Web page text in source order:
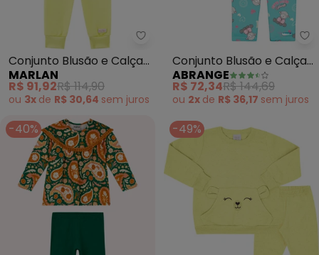
Marlan - Conjunto Blusão e
Conjunto Blusão e Calça
em Moletom Felpado
(Verde)
MARLAN
R$ 91,92R$ 114,90
ou 3x de R$ 30,64 sem juros
Conjunto Blusão e Calça
Ovelha Baby (Verde)
ABRANGE
R$ 72,34R$ 144,69
ou 2x de R$ 36,17 sem juros
-40% -49%